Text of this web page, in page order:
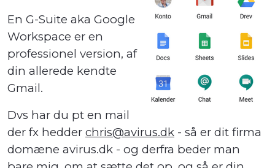
En G-Suite aka Google
Workspace er en
professionel version, af
din allerede kendte
Gmail.
Dvs har du pt en mail
der fx hedder chris@avirus.dk - så er dit firma
domæne avirus.dk - og derfra beder man